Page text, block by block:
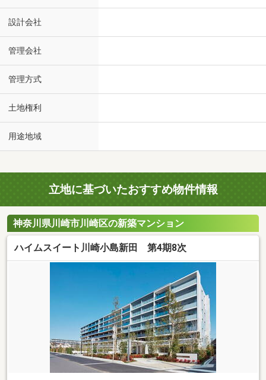
設計会社
管理会社
管理方式
土地権利
用途地域
立地に基づいたおすすめ物件情報
神奈川県川崎市川崎区の新築マンション
ハイムスイート川崎小島新田 第4期8次